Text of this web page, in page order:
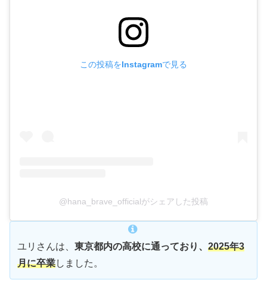
この投稿をInstagramで見る
@hana_brave_officialがシェアした投稿
ユリさんは、 東京都内の高校に通っており、 2025年3
月に卒業しました。